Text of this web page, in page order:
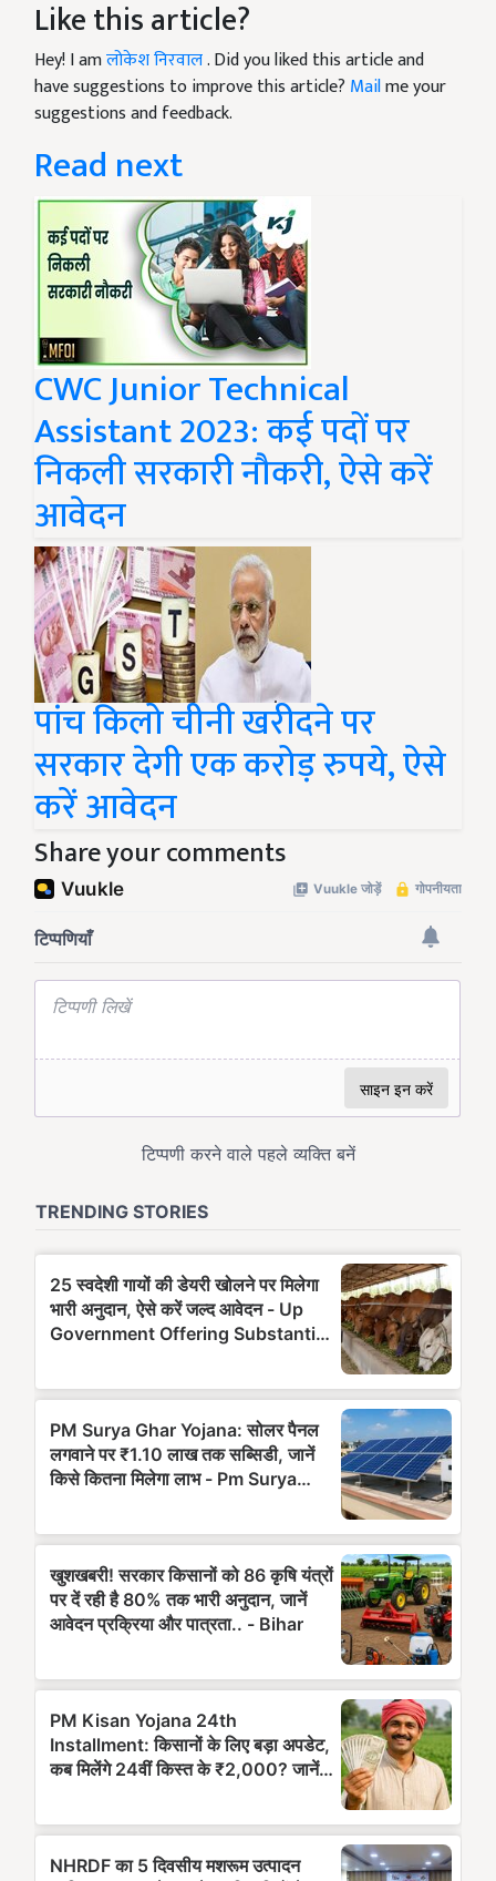
Like this article?
Hey! I amलोकेश निरवाल. Did you liked this article and
have suggestions to improve this article? Mailme your
suggestions and feedback.
Read next
CWC Junior Technical
Assistant 2023: कई पदों पर
निकली सरकारी नौकरी, ऐसे करें
आवेदन
पांच किलो चीनी खरीदने पर
सरकार देगी एक करोड़ रुपये, ऐसे
करें आवेदन
Share your comments